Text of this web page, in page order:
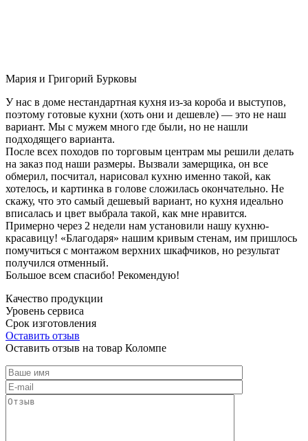
Мария и Григорий Бурковы
У нас в доме нестандартная кухня из-за короба и выступов,
поэтому готовые кухни (хоть они и дешевле) — это не наш
вариант. Мы с мужем много где были, но не нашли
подходящего варианта.
После всех походов по торговым центрам мы решили делать
на заказ под наши размеры. Вызвали замерщика, он все
обмерил, посчитал, нарисовал кухню именно такой, как
хотелось, и картинка в голове сложилась окончательно. Не
скажу, что это самый дешевый вариант, но кухня идеально
вписалась и цвет выбрала такой, как мне нравится.
Примерно через 2 недели нам установили нашу кухню-
красавицу! «Благодаря» нашим кривым стенам, им пришлось
помучиться с монтажом верхних шкафчиков, но результат
получился отменный.
Большое всем спасибо! Рекомендую!
Качество продукции
Уровень сервиса
Срок изготовления
Оставить отзыв
Оставить отзыв на товар Коломпе